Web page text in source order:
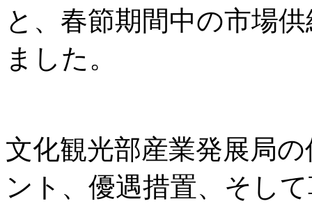
と、春節期間中の市場
ました。
文化観光部産業発展局
ント、優遇措置、そし